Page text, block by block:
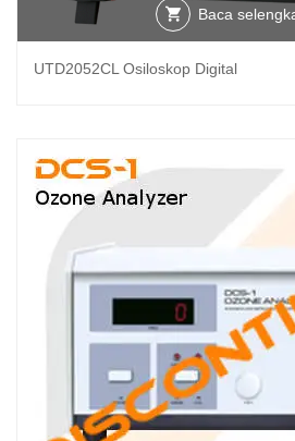
Baca
UTD2052CL Osiloskop Digital